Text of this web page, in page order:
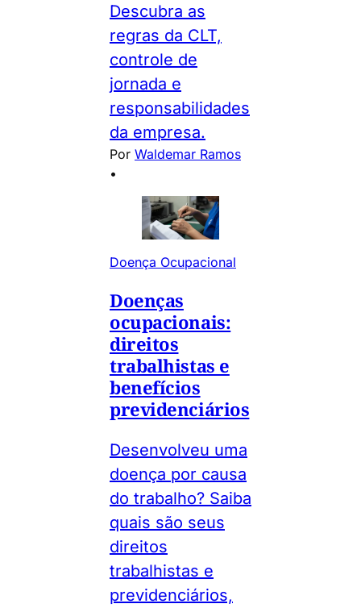
Descubra as
regras da CLT,
controle de
jornada e
responsabilidades
da empresa.
Por Waldemar Ramos
•
Doença Ocupacional
Doenças
ocupacionais:
direitos
trabalhistas e
benefícios
previdenciários
Desenvolveu uma
doença por causa
do trabalho? Saiba
quais são seus
direitos
trabalhistas e
previdenciários,